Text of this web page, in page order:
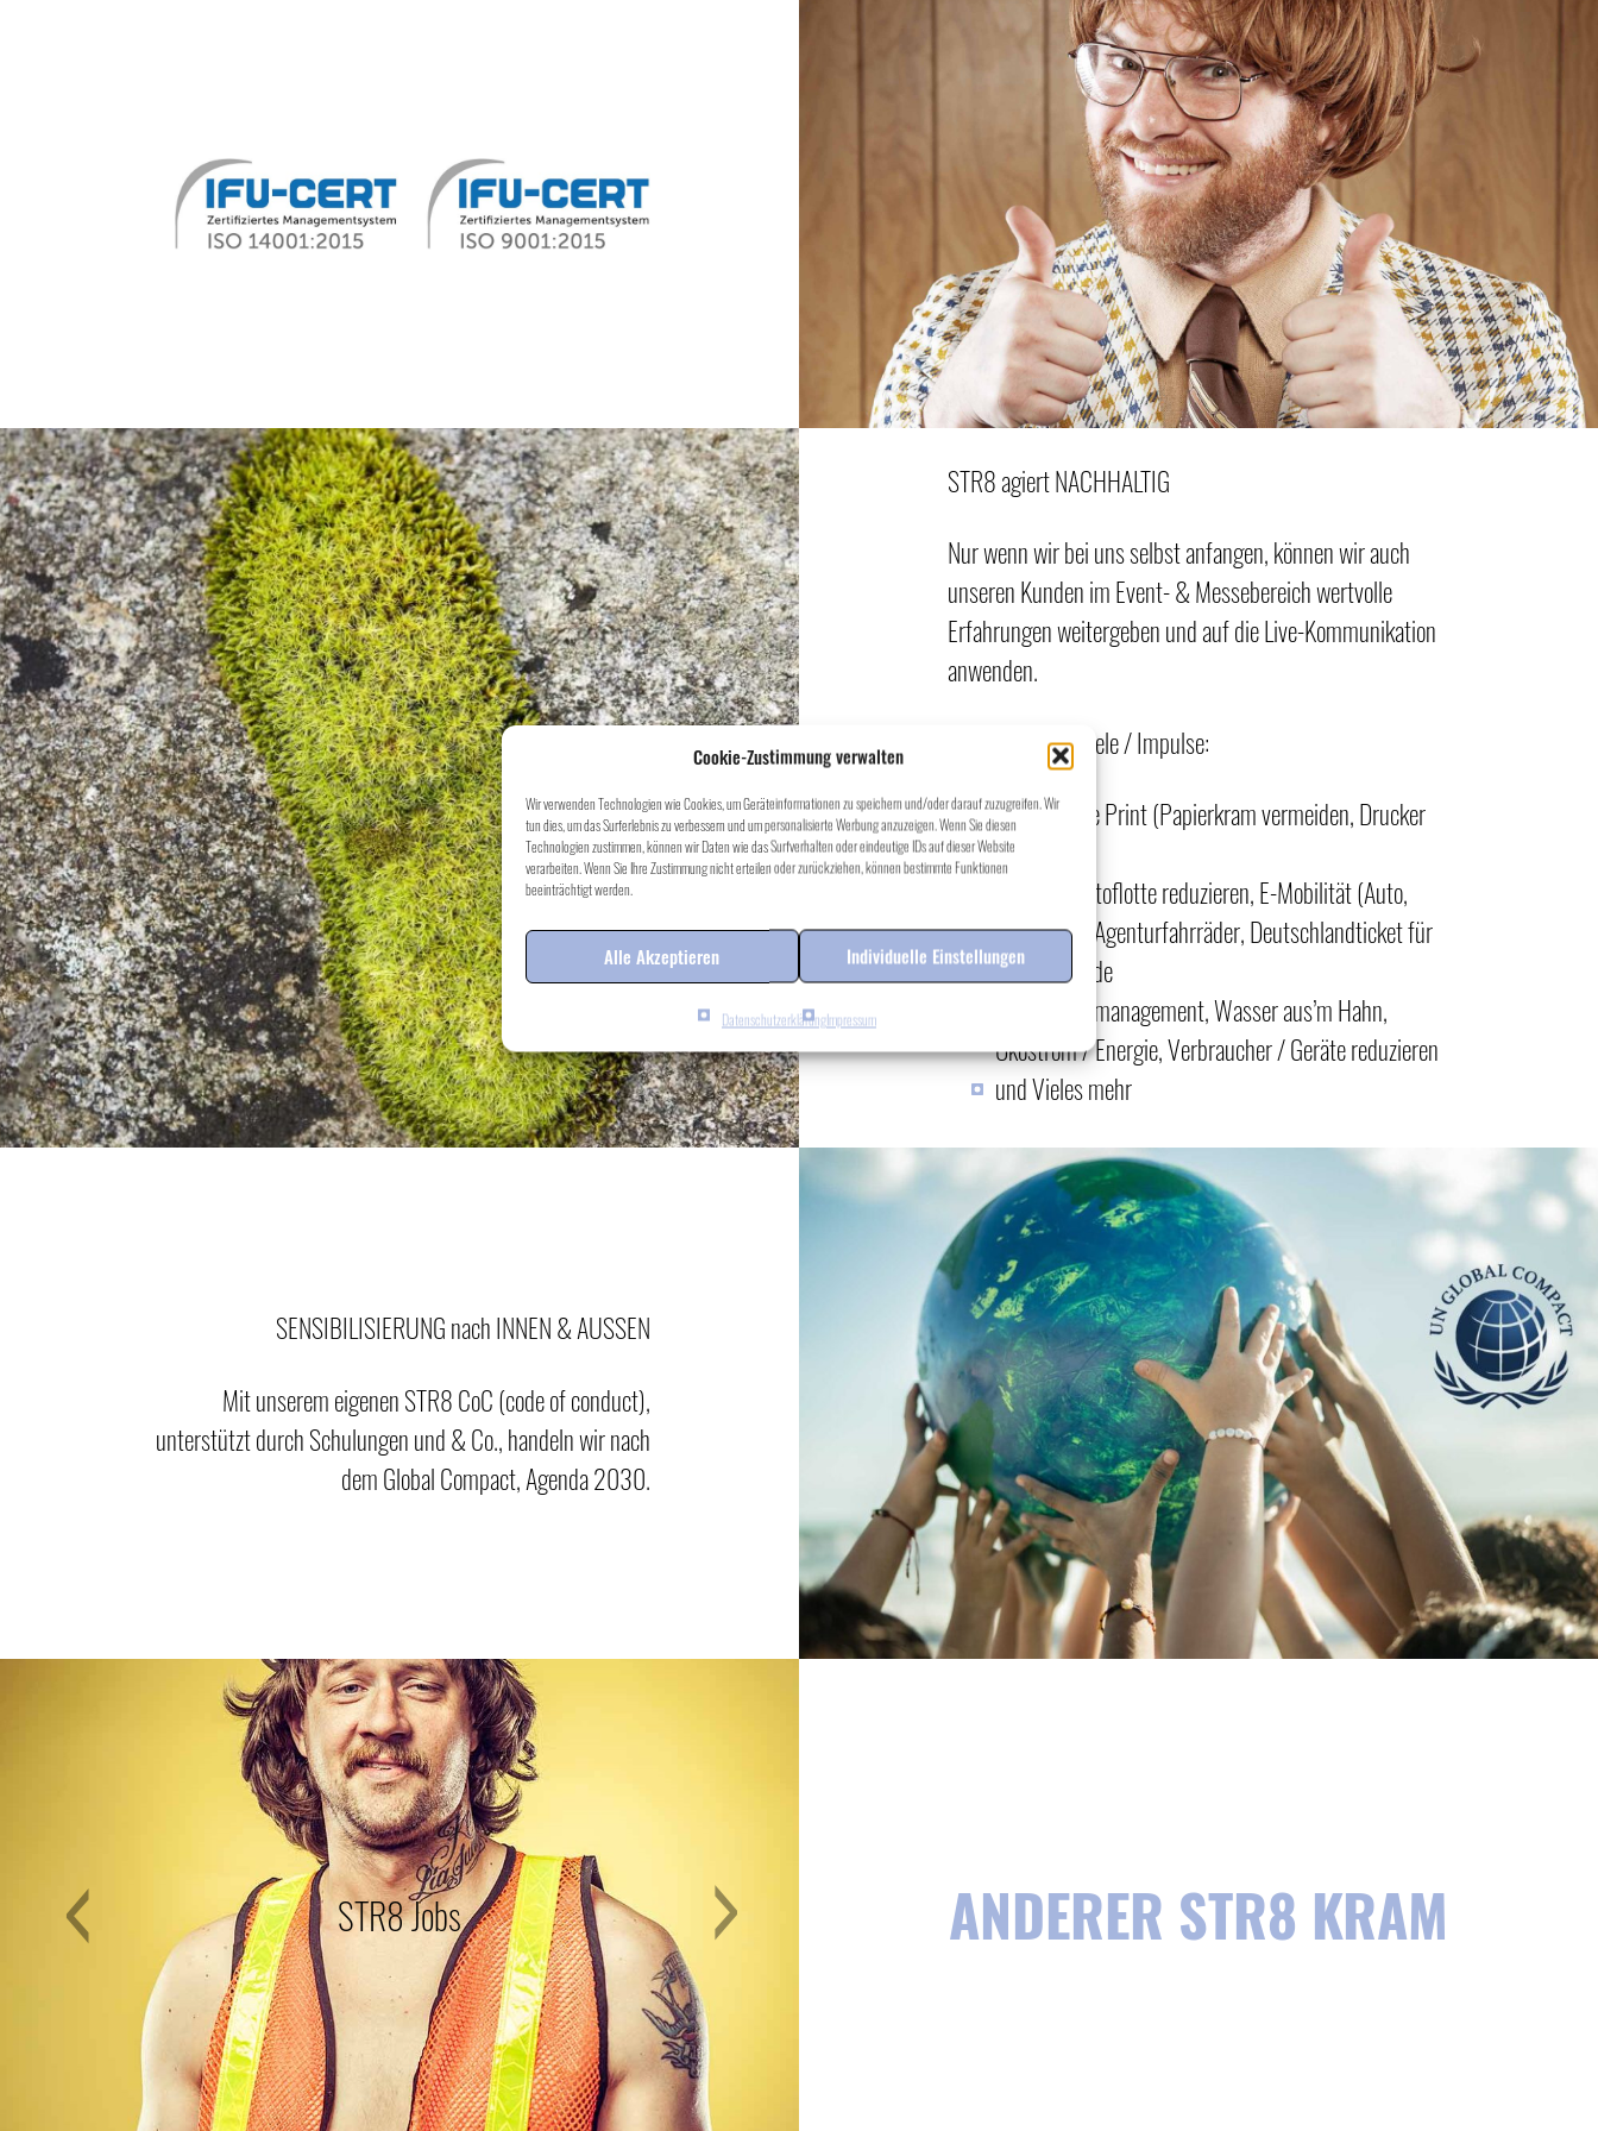
Cookie-Zustimmung verwalten
Wir verwenden Technologien wie Cookies, um Geräteinformationen zu speichern und/oder darauf zuzugreifen. Wir
tun dies, um das Surferlebnis zu verbessern und um personalisierte Werbung anzuzeigen. Wenn Sie diesen
Technologien zustimmen, können wir Daten wie das Surfverhalten oder eindeutige IDs auf dieser Website
verarbeiten. Wenn Sie Ihre Zustimmung nicht erteilen oder zurückziehen, können bestimmte Funktionen
beeinträchtigt werden.
Alle Akzeptieren Individuelle Einstellungen
DatenschutzerklärungImpressum
STR8 agiert NACHHALTIG
Nur wenn wir bei uns selbst anfangen, können wir auch
unseren Kunden im Event- & Messebereich wertvolle
Erfahrungen weitergeben und auf die Live-Kommunikation
anwenden.
Hier einige Beispiele / Impulse:
Think before Print (Papierkram vermeiden, Drucker
reduzieren)
Mobility: Autoflotte reduzieren, E-Mobilität (Auto,
Transport), Agenturfahrräder, Deutschlandticket für
Mitarbeitende
Büro: Abfallmanagement, Wasser aus’m Hahn,
Ökostrom / Energie, Verbraucher / Geräte reduzieren
und Vieles mehr
SENSIBILISIERUNG nach INNEN & AUSSEN
Mit unserem eigenen STR8 CoC (code of conduct),
unterstützt durch Schulungen und & Co., handeln wir nach
dem Global Compact, Agenda 2030.
ray.seven LIVE.IT STR8 Social
ANDERER STR8 KRAM